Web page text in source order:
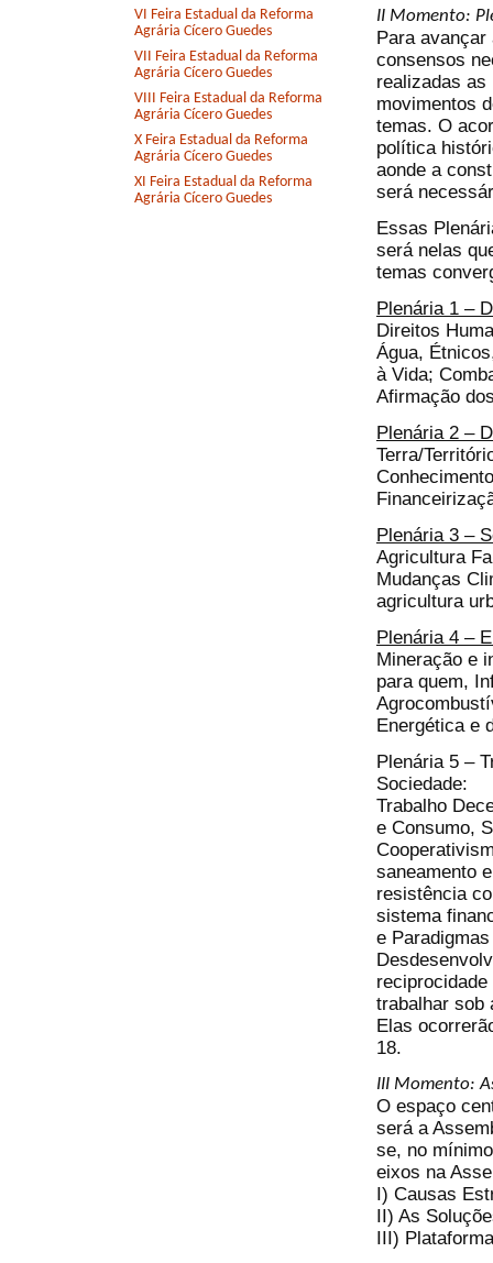
VI Feira Estadual da Reforma
Agrária Cícero Guedes
VII Feira Estadual da Reforma
Agrária Cícero Guedes
VIII Feira Estadual da Reforma
Agrária Cícero Guedes
X Feira Estadual da Reforma
Agrária Cícero Guedes
XI Feira Estadual da Reforma
Agrária Cícero Guedes
II Momento:
Para
consensos
realizadas as
movimentos
temas. O
política
aonde a
será
Essas
será nelas
temas
Plenária 1 –
Direitos
Água,
à Vida;
Afirmação
Plenária 2 –
Terra/
Plenária 3 –
Agricultura
Mudanças
agricultura
Plenária 4 –
Mineração e
para quem,
Energética e
Plenária 5 –
Sociedade:
Trabalho
e Consumo,
saneamento
resistência
sistema
e
trabalhar sob
Elas
18.
III Momento:
O espaço
será a
se, no
eixos na
I) Causas
II) As
III)